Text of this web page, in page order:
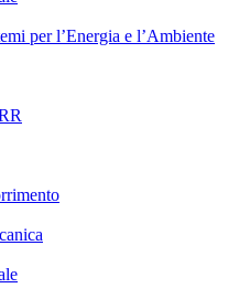
per l’Energia e l’Ambiente